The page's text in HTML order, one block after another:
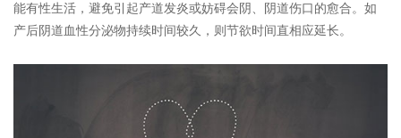
能有性生活，避免引起产道发炎或妨碍会阴、阴道伤口的愈合。如
产后阴道血性分泌物持续时间较久，则节欲时间直相应延长。